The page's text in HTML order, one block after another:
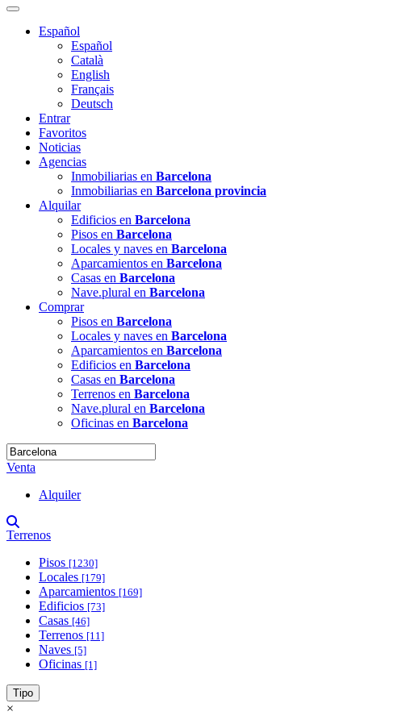
Español
Español
Català
English
Français
Deutsch
Entrar
Favoritos
Noticias
Agencias
Inmobiliarias en Barcelona
Inmobiliarias en Barcelona provincia
Alquilar
Edificios en Barcelona
Pisos en Barcelona
Locales y naves en Barcelona
Aparcamientos en Barcelona
Casas en Barcelona
Nave.plural en Barcelona
Comprar
Pisos en Barcelona
Locales y naves en Barcelona
Aparcamientos en Barcelona
Edificios en Barcelona
Casas en Barcelona
Terrenos en Barcelona
Nave.plural en Barcelona
Oficinas en Barcelona
Venta
Alquiler
Terrenos
Pisos [1230]
Locales [179]
Aparcamientos [169]
Edificios [73]
Casas [46]
Terrenos [11]
Naves [5]
Oficinas [1]
Tipo
×